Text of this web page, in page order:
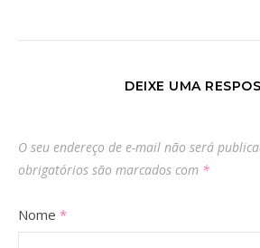
DEIXE UMA
O seu endereço de e-mail não será
obrigatórios são marcados com *
Nome *